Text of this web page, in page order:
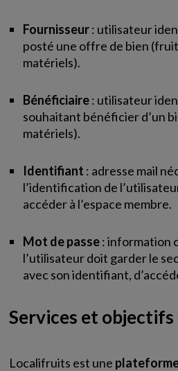
Fournisseur: utilisateur
posté une offre de bien
matériels).
Bénéficiaire: utilisateur
souhaitant bénéficier d’un
matériels).
Identifiant : adresse mail
l’identification de
accéder à l’espace membre.
Mot de passe: information
l’utilisateur doit garder le
avec son identifiant,
Services et
Localifruits est une